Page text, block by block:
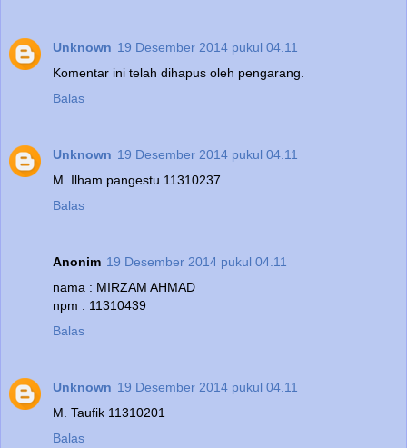
Unknown 19 Desember 2014 pukul 04.11
Komentar ini telah dihapus oleh pengarang.
Balas
Unknown 19 Desember 2014 pukul 04.11
M. Ilham pangestu 11310237
Balas
Anonim 19 Desember 2014 pukul 04.11
nama : MIRZAM AHMAD
npm : 11310439
Balas
Unknown 19 Desember 2014 pukul 04.11
M. Taufik 11310201
Balas